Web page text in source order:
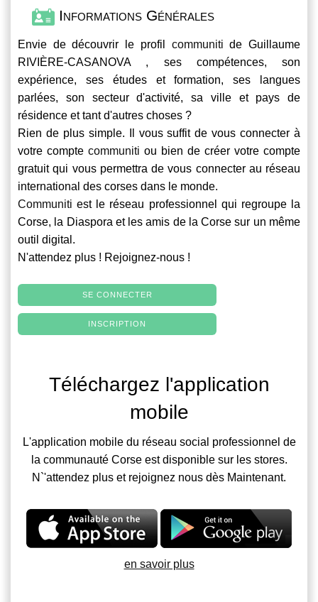
Informations Générales
Envie de découvrir le profil communiti de Guillaume
RIVIÈRE-CASANOVA , ses compétences, son
expérience, ses études et formation, ses langues
parlées, son secteur d'activité, sa ville et pays de
résidence et tant d'autres choses ?
Rien de plus simple. Il vous suffit de vous connecter à
votre compte communiti ou bien de créer votre compte
gratuit qui vous permettra de vous connecter au réseau
international des corses dans le monde.
Communiti est le réseau professionnel qui regroupe la
Corse, la Diaspora et les amis de la Corse sur un même
outil digital.
N'attendez plus ! Rejoignez-nous !
SE CONNECTER
INSCRIPTION
Téléchargez l'application
mobile
L'application mobile du réseau social professionnel de
la communauté Corse est disponible sur les stores.
N`'attendez plus et rejoignez nous dès Maintenant.
en savoir plus